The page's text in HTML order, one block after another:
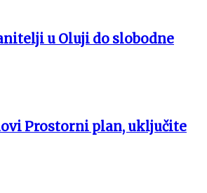
u Oluji do slobodne
Prostorni plan, uključite